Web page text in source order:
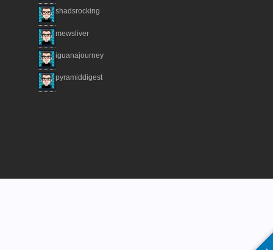
shadsrocking
mewsliver
iguanajourney
pyramiddigest